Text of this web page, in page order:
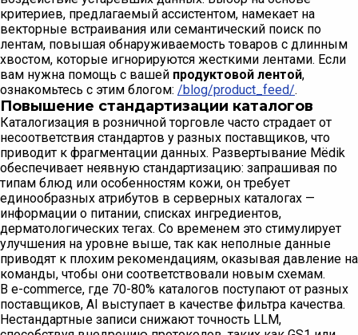
критериев, предлагаемый ассистентом, намекает на
векторные встраивания или семантический поиск по
лентам, повышая обнаруживаемость товаров с длинным
хвостом, которые игнорируются жесткими лентами. Если
вам нужна помощь с вашей продуктовой лентой,
ознакомьтесь с этим блогом: /blog/product_feed/.
Повышение стандартизации каталогов
Каталогизация в розничной торговле часто страдает от
несоответствия стандартов у разных поставщиков, что
приводит к фрагментации данных. Развертывание Mёdik
обеспечивает неявную стандартизацию: запрашивая по
типам блюд или особенностям кожи, он требует
единообразных атрибутов в серверных каталогах —
информации о питании, списках ингредиентов,
дерматологических тегах. Со временем это стимулирует
улучшения на уровне выше, так как неполные данные
приводят к плохим рекомендациям, оказывая давление на
команды, чтобы они соответствовали новым схемам.
В e-commerce, где 70-80% каталогов поступают от разных
поставщиков, AI выступает в качестве фильтра качества.
Нестандартные записи снижают точность LLM,